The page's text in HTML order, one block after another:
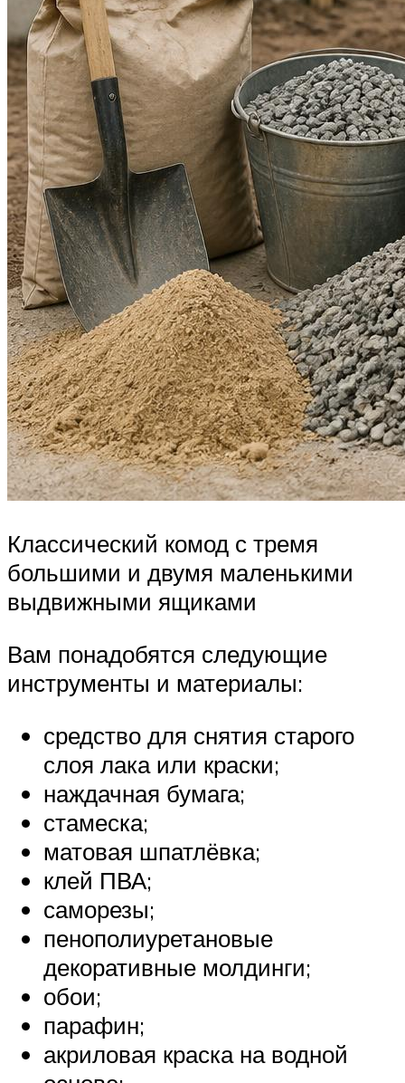
Классический комод с тремя
большими и двумя маленькими
выдвижными ящиками
Вам понадобятся следующие
инструменты и материалы:
средство для снятия старого
слоя лака или краски;
наждачная бумага;
стамеска;
матовая шпатлёвка;
клей ПВА;
саморезы;
пенополиуретановые
декоративные молдинги;
обои;
парафин;
акриловая краска на водной